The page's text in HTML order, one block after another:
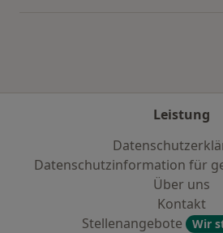
Leistung
Datenschutzinformation für
Über uns
Kontakt
Stellenangebote
Wir